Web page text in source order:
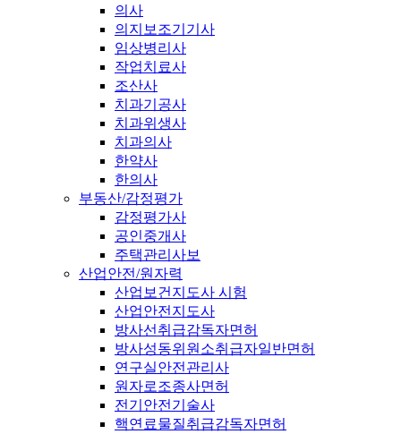
의사
의지보조기기사
임상병리사
작업치료사
조산사
치과기공사
치과위생사
치과의사
한약사
한의사
부동산/감정평가
감정평가사
공인중개사
주택관리사보
산업안전/원자력
산업보건지도사 시험
산업안전지도사
방사선취급감독자면허
방사성동위원소취급자일반면허
연구실안전관리사
원자로조종사면허
전기안전기술사
핵연료물질취급감독자면허